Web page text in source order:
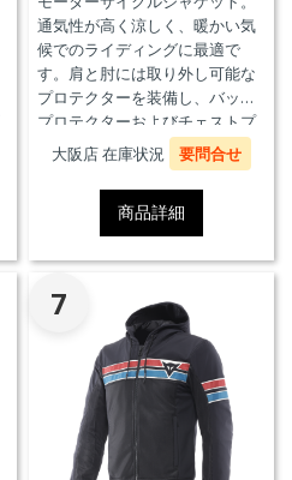
通気性が高く涼しく、暖かい気
候でのライディングに最適で
す。肩と肘には取り外し可能な
プロテクターを装備し、バック
プロテクターおよびチェストプ
ロテクターにも対応していま
す。
大阪店 在庫状況 要問合せ
商品詳細
7